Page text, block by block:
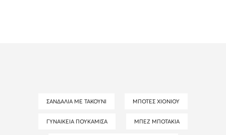
ΣΑΝΔΆΛΙΑ ΜΕ ΤΑΚΟΎΝΙ ΜΠΌΤΕΣ ΧΙΟΝΙΟΎ
ΓΥΝΑΙΚΕΊΑ ΠΟΥΚΆΜΙΣΑ ΜΠΕΖ ΜΠΟΤΆΚΙΑ